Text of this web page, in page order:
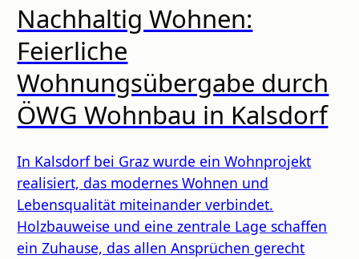
Nachhaltig Wohnen:
Feierliche
Wohnungsübergabe durch
ÖWG Wohnbau in Kalsdorf
In Kalsdorf bei Graz wurde ein Wohnprojekt
realisiert, das modernes Wohnen und
Lebensqualität miteinander verbindet.
Holzbauweise und eine zentrale Lage schaffen
ein Zuhause, das allen Ansprüchen gerecht